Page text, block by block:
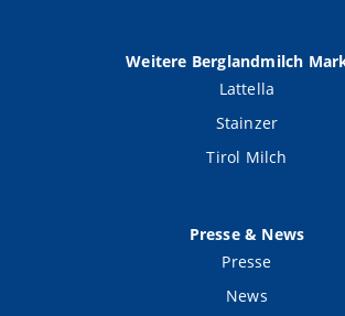
Weitere Berglandmilch
Lattella
Stainzer
Tirol Milch
Presse & News
Presse
News